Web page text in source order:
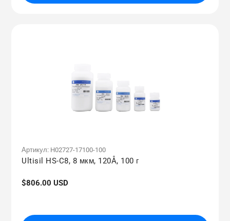
Артикул: H02727-17100-100
Ultisil HS-C8, 8 мкм, 120Å, 100 г
Обычная
$806.00 USD